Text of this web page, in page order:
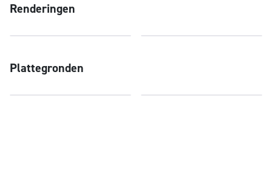
Renderingen
Plattegronden